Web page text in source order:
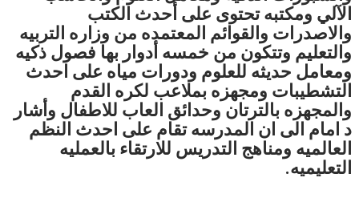
الآلي ومكتبه تحتوى على أحدث الكتب
والاصدرات والقوائم المعتمده من وزاره التربيه
والتعليم وتتكون من خمسه أدوار بها فصول ذكيه
ومعامل حديثه للعلوم ودورات مياه على احدث
التشطيبات ومجهزه بملاعب لكره القدم
والمجهزه بالترتان وحدائق العاب للاطفال وأشار
د امام الى ان المدرسه تقام على احدث النظم
العالميه ومناهج التدريس للارتقاء بالعمليه
التعليميه.